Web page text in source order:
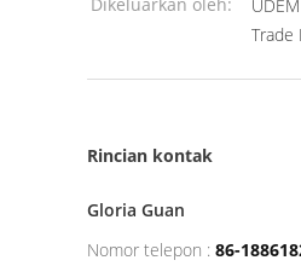
Trade
Rincian kontak
Gloria Guan
Nomor telepon : 86-